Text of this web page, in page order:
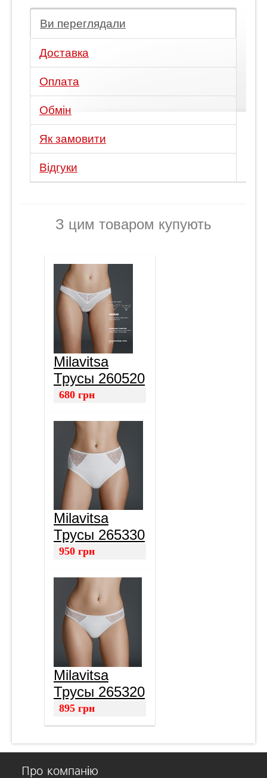
Ви переглядали
Доставка
Оплата
Обмін
Як замовити
Відгуки
З цим товаром купують
Milavitsa
Трусы 260520
680 грн
Milavitsa
Трусы 265330
950 грн
Milavitsa
Трусы 265320
895 грн
Про компанію